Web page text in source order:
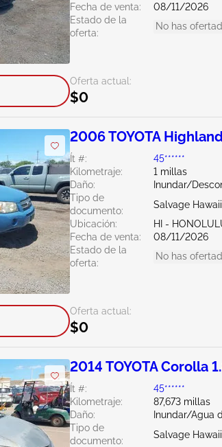
Fecha de venta:
08/11/2026
Estado de la
oferta:
No has
Oferta actual:
$0
2006 TOYOTA
Ít #:
45******
Kilometraje:
1 millas
Daño:
Inundar/
Tipo de
documento:
Salvage Hawaii
Ubicación:
HI -
Fecha de venta:
08/11/2026
Estado de la
oferta:
No has
Oferta actual:
$0
2014 TOYOTA Corolla
Ít #:
45******
Kilometraje:
87,673 millas
Daño:
Inundar/Agua
Tipo de
documento:
Salvage Hawaii